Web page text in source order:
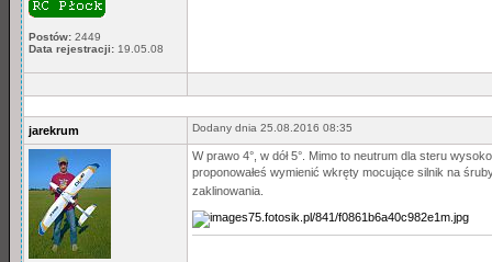
Postów: 2449
Data rejestracji: 19.05.08
jarekrum Dodany dnia 25.08.2016 08:35
W prawo 4°, w dół 5°. Mimo to neutrum dla steru
proponowałeś wymienić wkręty mocujące silnik na
zaklinowania.